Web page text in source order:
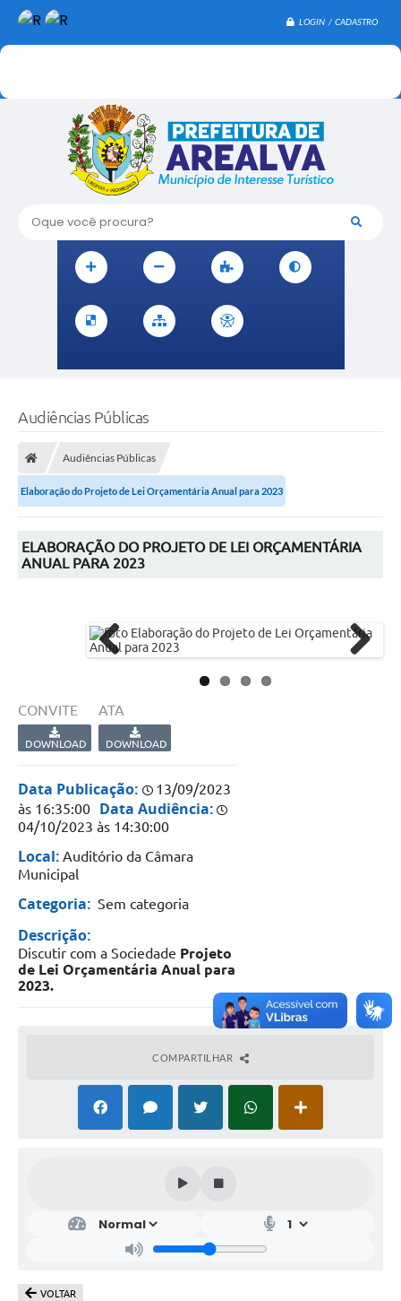
LOGIN / CADASTRO
Oque você procura?
Audiências Públicas
Audiências Públicas
Elaboração do Projeto de Lei Orçamentária Anual para 2023
ELABORAÇÃO DO PROJETO DE LEI ORÇAMENTÁRIA
ANUAL PARA 2023
CONVITE
DOWNLOAD
ATA
DOWNLOAD
Data Publicação:
13/09/2023
às 16:35:00
Data Audiência:
04/10/2023 às 14:30:00
Local: Auditório da Câmara
Municipal
Categoria: Sem categoria
Descrição:
Discutir com a Sociedade Projeto
de Lei Orçamentária Anual para
2023.
COMPARTILHAR
VOLTAR